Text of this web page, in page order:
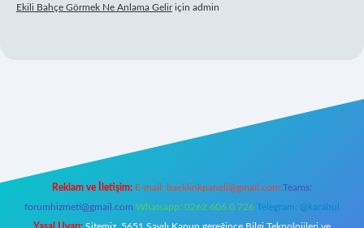
Ekili Bahçe Görmek Ne Anlama Geliriçin admin
Reklam ve İletişim: E-mail: backlinkpaneli@gmail.com Teams:
forumhizmeti@gmail.com Whatsapp: 0262 606 0 726 Telegram: @karabul